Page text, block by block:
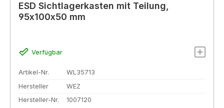
ESD Sichtlagerkasten mit Teilung,
95x100x50 mm
Verfügbar
Artikel-Nr.
WL35713
Hersteller
WEZ
Hersteller-Nr.
1007120